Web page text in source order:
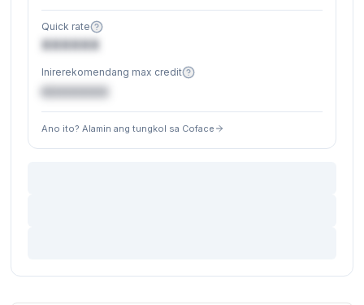
Quick rate
XXXXXX
Inirerekomendang max credit
€XXXXXX
Ano ito? Alamin ang tungkol sa Coface